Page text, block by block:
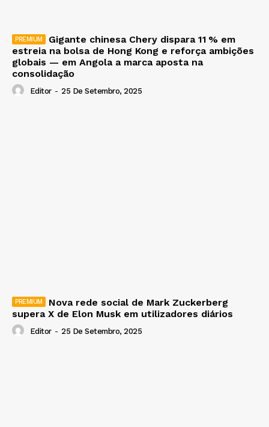
Gigante chinesa Chery dispara 11 % em
estreia na bolsa de Hong Kong e reforça ambições
globais — em Angola a marca aposta na
consolidação
Editor - 25 De Setembro, 2025
Nova rede social de Mark Zuckerberg
supera X de Elon Musk em utilizadores diários
Editor - 25 De Setembro, 2025